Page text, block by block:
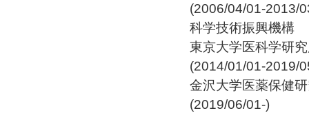
(2006/04/01-2013/
科学技術振興機構
東京大学医科学研
(2014/01/01-2019/
金沢大学医薬保健
(2019/06/01-)